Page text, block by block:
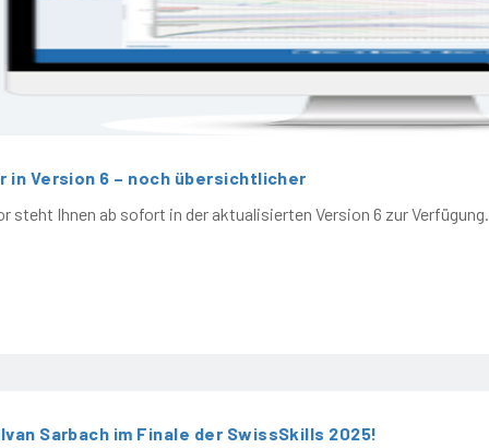
in Version 6 – noch übersichtlicher
steht Ihnen ab sofort in der aktualisierten Version 6 zur Verfügung.
Sarbach im Finale der SwissSkills 2025!